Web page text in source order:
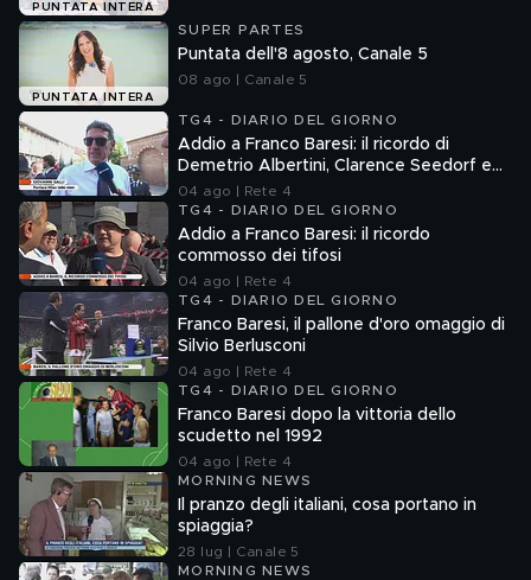
PUNTATA INTERA
PUNTATA INTERA
SUPER PARTES
Puntata dell'8 agosto, Canale 5
08 ago | Canale 5
TG4 - DIARIO DEL GIORNO
Addio a Franco Baresi: il ricordo di
Demetrio Albertini, Clarence Seedorf e
Giovanni Galli
04 ago | Rete 4
TG4 - DIARIO DEL GIORNO
Addio a Franco Baresi: il ricordo
commosso dei tifosi
04 ago | Rete 4
TG4 - DIARIO DEL GIORNO
Franco Baresi, il pallone d'oro omaggio di
Silvio Berlusconi
04 ago | Rete 4
TG4 - DIARIO DEL GIORNO
Franco Baresi dopo la vittoria dello
scudetto nel 1992
04 ago | Rete 4
MORNING NEWS
Il pranzo degli italiani, cosa portano in
spiaggia?
28 lug | Canale 5
MORNING NEWS